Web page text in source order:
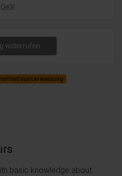
widerrufen
basic knowledge about